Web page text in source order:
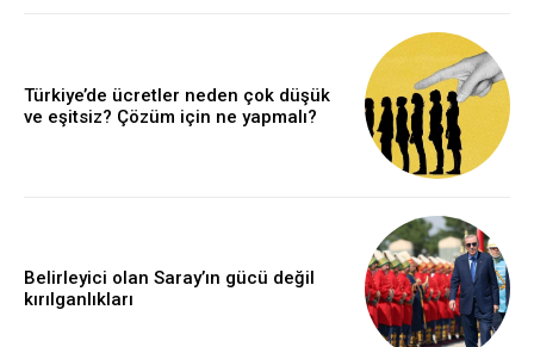
Türkiye’de ücretler neden çok düşük
ve eşitsiz? Çözüm için ne yapmalı?
Belirleyici olan Saray’ın gücü değil
kırılganlıkları